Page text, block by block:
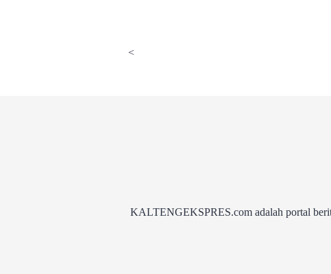
<
KALTENGEKSPRES.com adalah portal